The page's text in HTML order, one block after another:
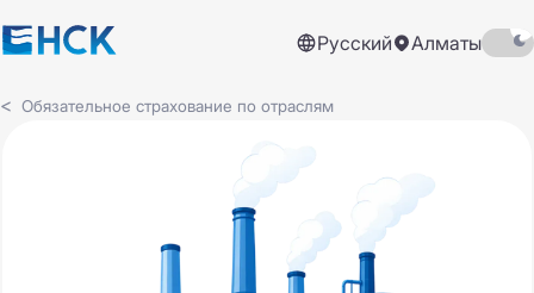
Русский Алматы
Обязательное страхование по отраслям